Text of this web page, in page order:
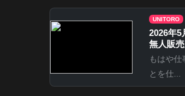
UNITORO
2026年5
無人販
もはや仕
とを仕...